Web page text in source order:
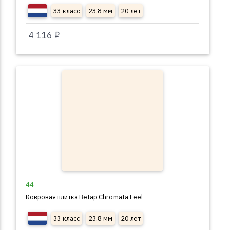
33 класс 23.8 мм 20 лет
4 116 ₽
44
Ковровая плитка Betap Chromata Feel
33 класс 23.8 мм 20 лет